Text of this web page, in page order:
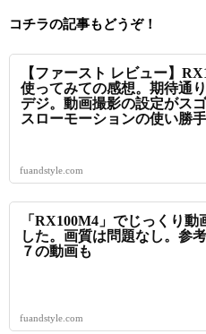
コチラの記事もどうぞ！
【ファースト レビュー】
使ってみての感想。期待通
デジ。動画撮影の設定がス
スローモーションの使い勝手
fuandstyle.com
「RX100M4」でじっくり動
した。画質は問題なし。参
７の動画も
fuandstyle.com